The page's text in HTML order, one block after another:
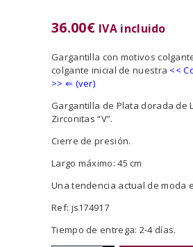
36.00€ IVA incluido
Gargantilla con motivos
colgante inicial de nuestra <<
>> ⇐ (ver)
Gargantilla de Plata dorada de
Zirconitas “V”.
Cierre de presión.
Largo máximo: 45 cm
Una tendencia actual de moda
Ref: js174917
Tiempo de entrega: 2-4 días.